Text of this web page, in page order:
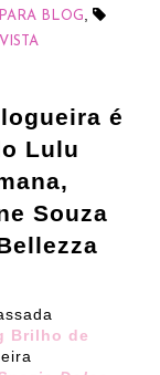
BLOG,
é
Lulu
Souza
Brilho de